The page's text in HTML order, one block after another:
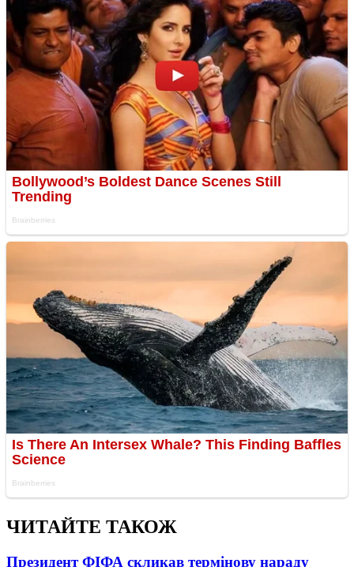
ЧИТАЙТЕ ТАКОЖ
Президент ФІФА скликав термінову нараду